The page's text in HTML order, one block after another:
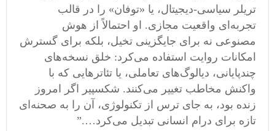
تریلر سیاسی-دیجیتال، یا «توفان» را در قالب
تجربه‌ای واقعیت مجازی. او احتمالاً از هوش
مصنوعی نه برای جایگزینی تخیل، بلکه برای گسترش
امکانات روایت استفاده می‌کرد: خلق نسخه‌های
چندپایانی، دیالوگ‌های تعاملی، یا تئاترهایی که با
واکنش مخاطب تغییر می‌کنند. شکسپیر اگر امروز
زنده بود، به‌ جای ترس از تکنولوژی، آن را به صحنه‌ای
تازه برای درام انسانی تبدیل می‌کرد….”